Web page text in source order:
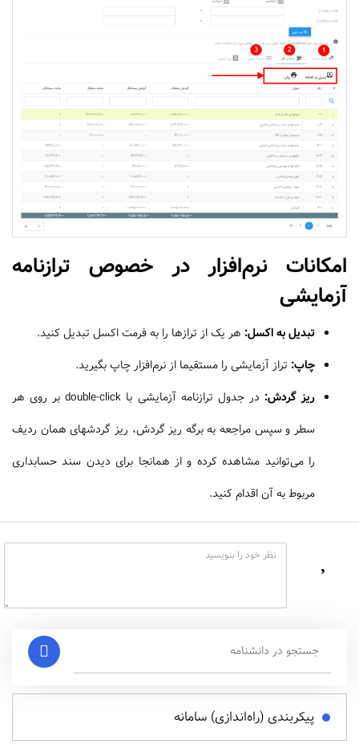
امکانات نرم‌افزار در خصوص ترازنامه
آزمایشی
تبدیل به اکسل: هر یک از ترازها را به فرمت اکسل تبدیل کنید.
چاپ: تراز آزمایشی را مستقیما از نرم‎‌افزار چاپ بگیرید.
ریز گردش:
در جدول ترازنامه آزمایشی با double-click بر روی هر
سطر و سپس مراجعه به برگه ریز گردش، ریز گردشهای همان ردیف
را می‌توانید مشاهده کرده و از همانجا برای دیدن سند حسابداری
مربوط به آن اقدام کنید.
پیکربندی (راه‌اندازی) سامانه